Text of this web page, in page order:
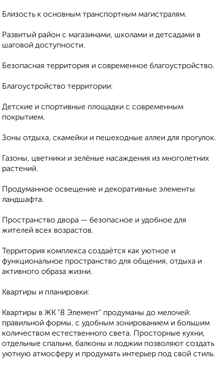
Близость к основным транспортным магистралям.
Развитый район с магазинами, школами и детсадами в
шаговой доступности.
Безопасная территория и современное благоустройство.
Благоустройство территории:
Детские и спортивные площадки с современным
покрытием.
Зоны отдыха, скамейки и пешеходные аллеи для прогулок.
Газоны, цветники и зелёные насаждения из многолетних
растений.
Продуманное освещение и декоративные элементы
ландшафта.
Пространство двора — безопасное и удобное для
жителей всех возрастов.
Территория комплекса создаётся как уютное и
функциональное пространство для общения, отдыха и
активного образа жизни.
Квартиры и планировки:
Квартиры в ЖК "8 Элемент" продуманы до мелочей:
правильной формы, с удобным зонированием и большим
количеством естественного света. Просторные кухни,
отдельные спальни, балконы и лоджии позволяют создать
уютную атмосферу и продумать интерьер под свой стиль.